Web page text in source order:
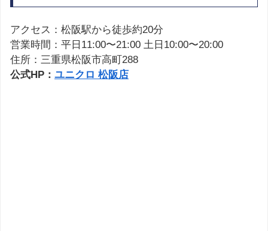
アクセス：松阪駅から徒歩約20分
営業時間：平日11:00〜21:00 土日10:00〜20:00
住所：三重県松阪市高町288
公式HP： ユニクロ 松阪店